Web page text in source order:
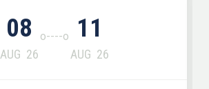
08
AUG 26
11
AUG 26